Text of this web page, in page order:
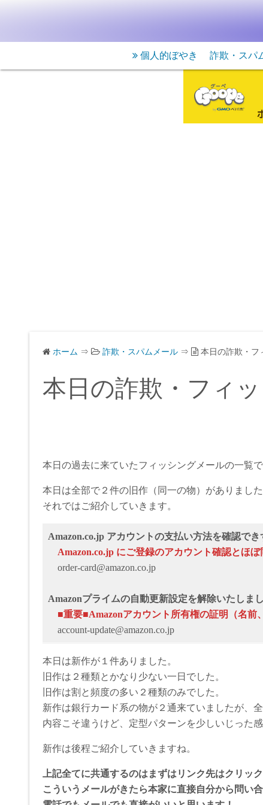
個人的ぼやき 詐欺・スパ
ホーム ⇒ 詐欺・スパムメール ⇒ 本日の詐欺・フ
本日の詐欺・フィ
本日の過去に来ていたフィッシングメールの一覧で
本日は全部で２件の旧作（同一の物）がありました
それではご紹介していきます。
Amazon.co.jp アカウントの支払い方法を確認で
Аmazon.co.jp にご登録のアカウント確認とほぼ
order-card@amazon.co.jp
Amazonプライムの自動更新設定を解除いたしま
■重要■Amazonアカウント所有権の証明（名前
account-update@amazon.co.jp
本日は新作が１件ありました。
旧作は２種類とかなり少ない一日でした。
旧作は割と頻度の多い２種類のみでした。
新作は銀行カード系の物が２通来ていましたが、全
内容こそ違うけど、定型パターンを少しいじった感
新作は後程ご紹介していきますね。
上記全てに共通するのはまずはリンク先はクリッ
こういうメールがきたら本家に直接自分から問い合